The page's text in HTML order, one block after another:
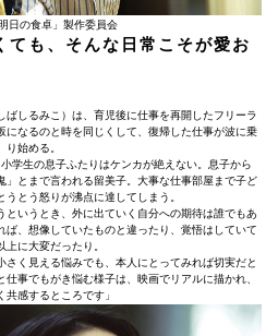
日の食卓」製作委員会
ても、そんな日常こそが愛お
しるみこ）は、育児後に仕事を再開したフリーラ
になるのと時を同じくして、復帰した仕事が波に乗
り始める。
学生の息子ふたりはケンカが絶えない。息子から
」とまで言われる留美子。大事な仕事部屋まで子ど
うとう怒りが沸点に達してしまう。
というとき、外に出ていく自分への期待は誰でもあ
ば、想像していたものと違ったり、覚悟はしていて
上に大変だったり。
く見える悩みでも、本人にとってみれば切実だと
事でもがき悩む様子は、映画でリアルに描かれ、
共感するところです」